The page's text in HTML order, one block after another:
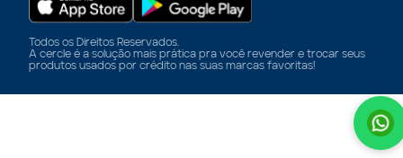
Todos os Direitos Reservados.
A cercle é a solução mais prática pra você revender e trocar seus
produtos usados por crédito nas suas marcas favoritas!